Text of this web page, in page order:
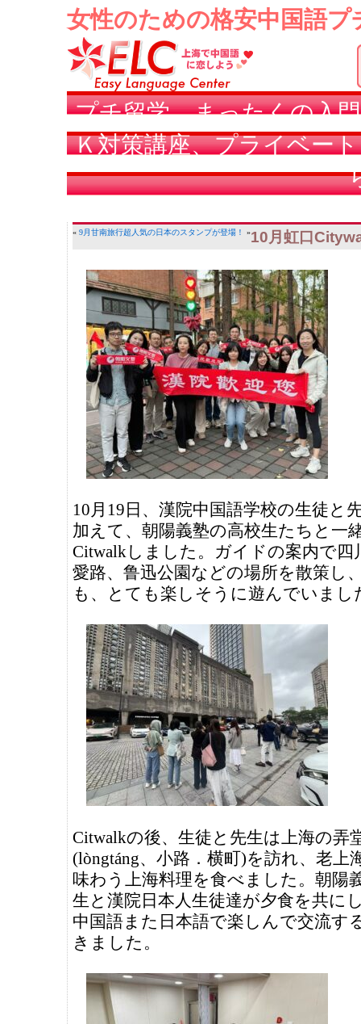
女性のための格安中国語
プチ留学、まったくの入
Ｋ対策講座、プライベー
« 9月甘南旅行超人気の日本のスタンプが登場！ »10月虹口
10月19日、漢院中国語学校の生徒と
加えて、朝陽義塾の高校生たちと一
Citwalkしました。ガイドの案内で四
愛路、鲁迅公園などの場所を散策し
も、とても楽しそうに遊んでいまし
Citwalkの後、生徒と先生は上海の弄
(lòngtáng、小路．横町)を訪れ、老上
味わう上海料理を食べました。朝陽
生と漢院日本人生徒達が夕食を共に
中国語また日本語で楽しんで交流す
きました。